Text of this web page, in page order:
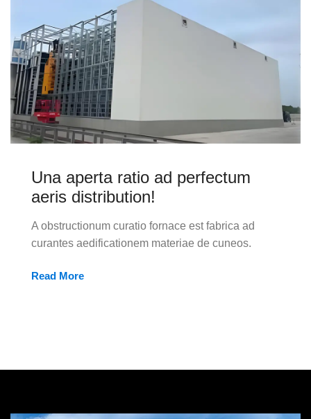
Una aperta ratio ad perfectum
aeris distribution!
A obstructionum curatio fornace est fabrica ad
curantes aedificationem materiae de cuneos.
Read More